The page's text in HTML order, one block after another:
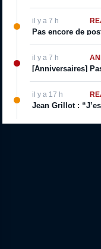
il y a 7 h
Pas encore de
il y a 7 h
[Anniversaires]
il y a 17 h
Jean Grillot :